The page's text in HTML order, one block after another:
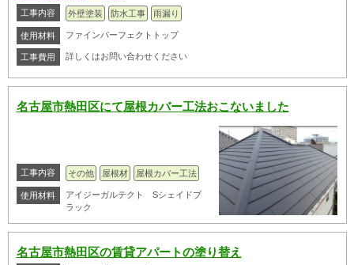
工事内容 外壁塗装 防水工事 雨漏り
使用材料 ファインパーフェクトトップ
工事費用 詳しくはお問い合わせください
名古屋市熱田区にて屋根カバー工法おこないました
工事内容 その他 屋根材 屋根カバー工法
使用材料
アイジーガルテクト Sシェイドブ
ラック
名古屋市熱田区の賃貸アパートの塗り替え